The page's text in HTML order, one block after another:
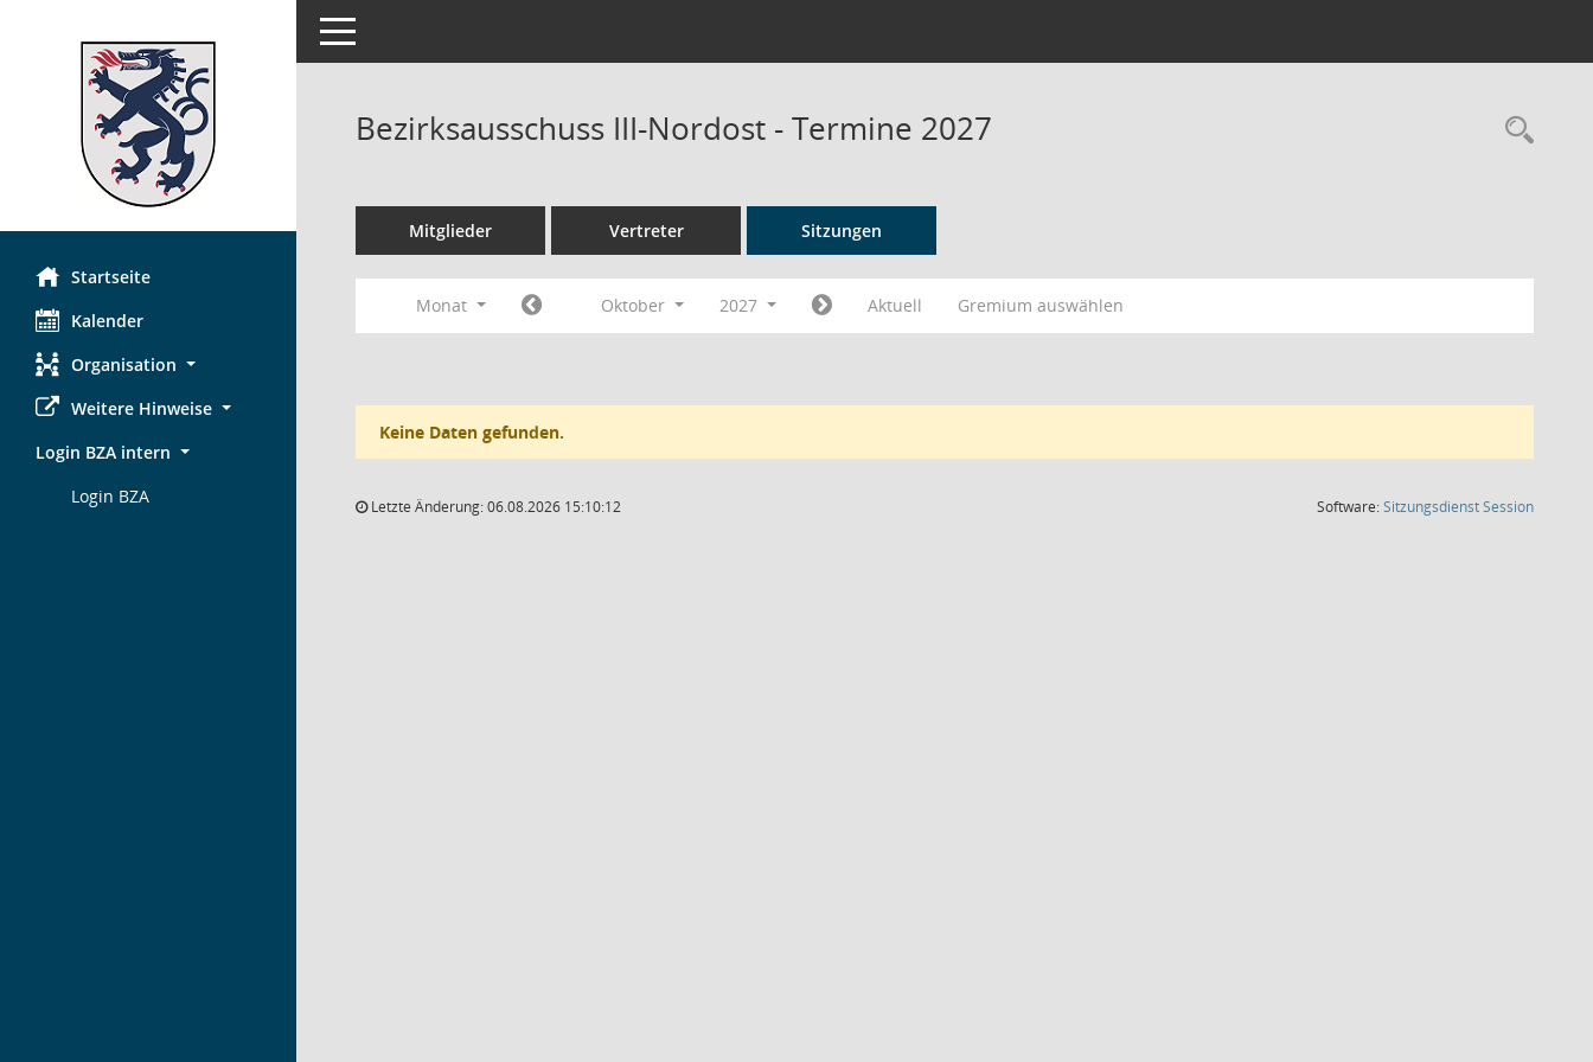
Startseite
Kalender
Organisation
Weitere Hinweise
Login BZA intern
Login BZA
Toggle navigation
Bezirksausschuss III-Nordost - Termine 2027
Mitglieder Vertreter Sitzungen
Monat Oktober 2027 Aktuell Gremium auswählen
Keine Daten gefunden.
Letzte Änderung: 06.08.2026 15:10:12 Software:SitzungsdienstSession(Wird in